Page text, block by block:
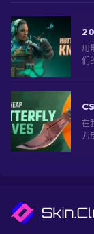
用
们
在
刀